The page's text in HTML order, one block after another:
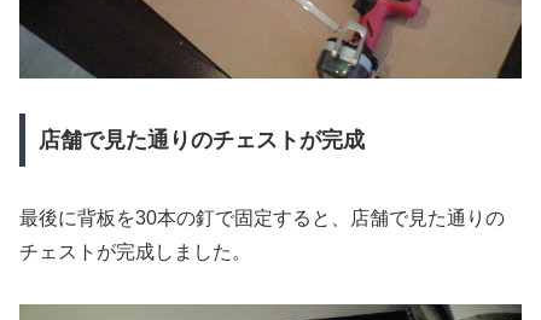
店舗で見た通りのチェストが完成
最後に背板を30本の釘で固定すると、店舗で見た通りの
チェストが完成しました。